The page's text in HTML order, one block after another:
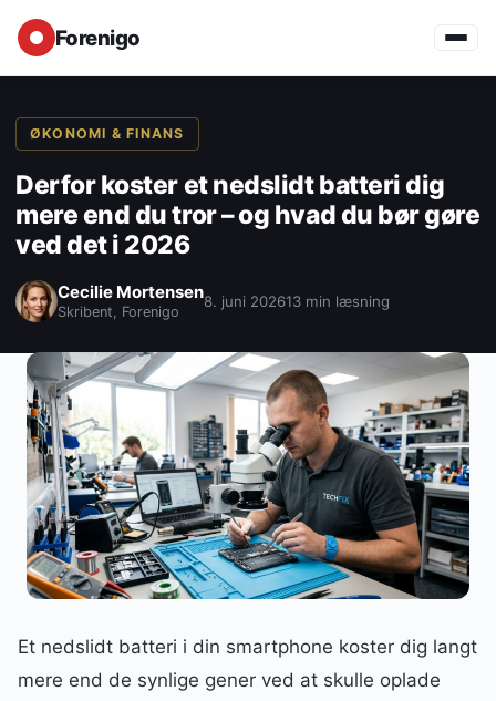
Forenigo
ØKONOMI & FINANS
Derfor koster et nedslidt batteri dig
mere end du tror – og hvad du bør gøre
ved det i 2026
Cecilie Mortensen
Skribent, Forenigo
8. juni 202613 min læsning
Et nedslidt batteri i din smartphone koster dig langt
mere end de synlige gener ved at skulle oplade